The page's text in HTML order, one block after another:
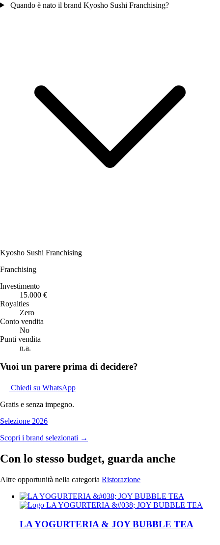
Quando è nato il brand Kyosho Sushi Franchising?
Kyosho Sushi Franchising
Franchising
Investimento
15.000 €
Royalties
Zero
Conto vendita
No
Punti vendita
n.a.
Vuoi un parere prima di decidere?
Chiedi su WhatsApp
Gratis e senza impegno.
Selezione 2026
Scopri i brand selezionati →
Con lo stesso budget, guarda anche
Altre opportunità nella categoria Ristorazione
LA YOGURTERIA & JOY BUBBLE TEA